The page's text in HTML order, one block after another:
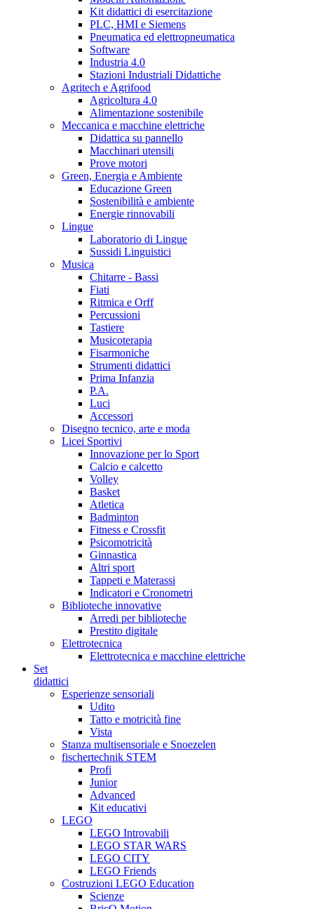
Kit didattici di esercitazione
PLC, HMI e Siemens
Pneumatica ed elettropneumatica
Software
Industria 4.0
Stazioni Industriali Didattiche
Agritech e Agrifood
Agricoltura 4.0
Alimentazione sostenibile
Meccanica e macchine elettriche
Didattica su pannello
Macchinari utensili
Prove motori
Green, Energia e Ambiente
Educazione Green
Sostenibilità e ambiente
Energie rinnovabili
Lingue
Laboratorio di Lingue
Sussidi Linguistici
Musica
Chitarre - Bassi
Fiati
Ritmica e Orff
Percussioni
Tastiere
Musicoterapia
Fisarmoniche
Strumenti didattici
Prima Infanzia
P.A.
Luci
Accessori
Disegno tecnico, arte e moda
Licei Sportivi
Innovazione per lo Sport
Calcio e calcetto
Volley
Basket
Atletica
Badminton
Fitness e Crossfit
Psicomotricità
Ginnastica
Altri sport
Tappeti e Materassi
Indicatori e Cronometri
Biblioteche innovative
Arredi per biblioteche
Prestito digitale
Elettrotecnica
Elettrotecnica e macchine elettriche
Set
didattici
Esperienze sensoriali
Udito
Tatto e motricità fine
Vista
Stanza multisensoriale e Snoezelen
fischertechnik STEM
Profi
Junior
Advanced
Kit educativi
LEGO
LEGO Introvabili
LEGO STAR WARS
LEGO CITY
LEGO Friends
Costruzioni LEGO Education
Scienze